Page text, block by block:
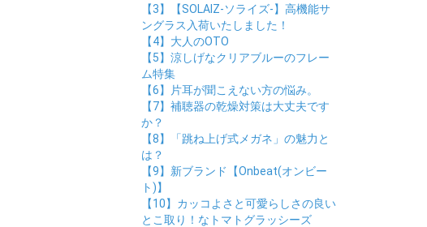
【3】【SOLAIZ-ソライズ-】高機能サ
ングラス入荷いたしました！
【4】大人のOTO
【5】涼しげなクリアブルーのフレー
ム特集
【6】片耳が聞こえない方の悩み。
【7】補聴器の乾燥対策は大丈夫です
か？
【8】「跳ね上げ式メガネ」の魅力と
は？
【9】新ブランド【Onbeat(オンビー
ト)】
【10】カッコよさと可愛らしさの良い
とこ取り！なトマトグラッシーズ